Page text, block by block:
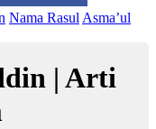
Nama Rasul Asma’ul
| Arti